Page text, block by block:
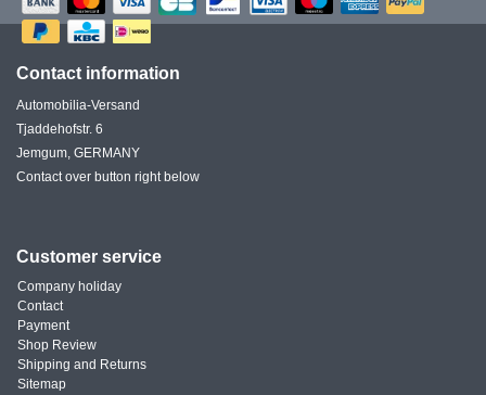
Contact information
Automobilia-Versand
Tjaddehofstr. 6
Jemgum, GERMANY
Contact over button right below
Customer service
Company holiday
Contact
Payment
Shop Review
Shipping and Returns
Sitemap